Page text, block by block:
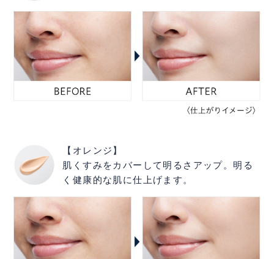
【オレンジ】
肌くすみをカバーして明るさアップ。明る
く健康的な肌に仕上げます。